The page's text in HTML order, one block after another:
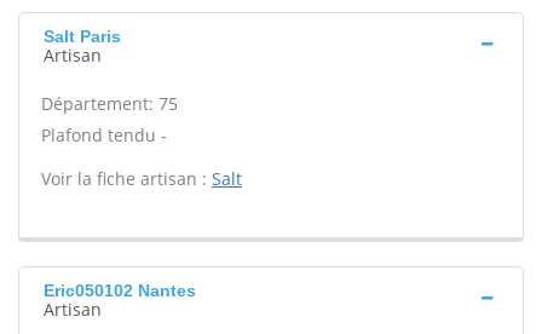
Salt Paris
Artisan
Département: 75
Plafond tendu -
Voir la fiche artisan : Salt
Eric050102 Nantes
Artisan